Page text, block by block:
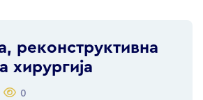
реконструктивна
хирургија
0